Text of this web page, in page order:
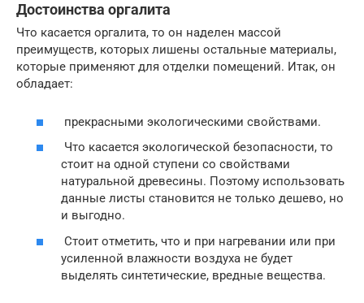
Достоинства оргалита
Что касается оргалита, то он наделен массой
преимуществ, которых лишены остальные материалы,
которые применяют для отделки помещений. Итак, он
обладает:
прекрасными экологическими свойствами.
Что касается экологической безопасности, то
стоит на одной ступени со свойствами
натуральной древесины. Поэтому использовать
данные листы становится не только дешево, но
и выгодно.
Стоит отметить, что и при нагревании или при
усиленной влажности воздуха не будет
выделять синтетические, вредные вещества.